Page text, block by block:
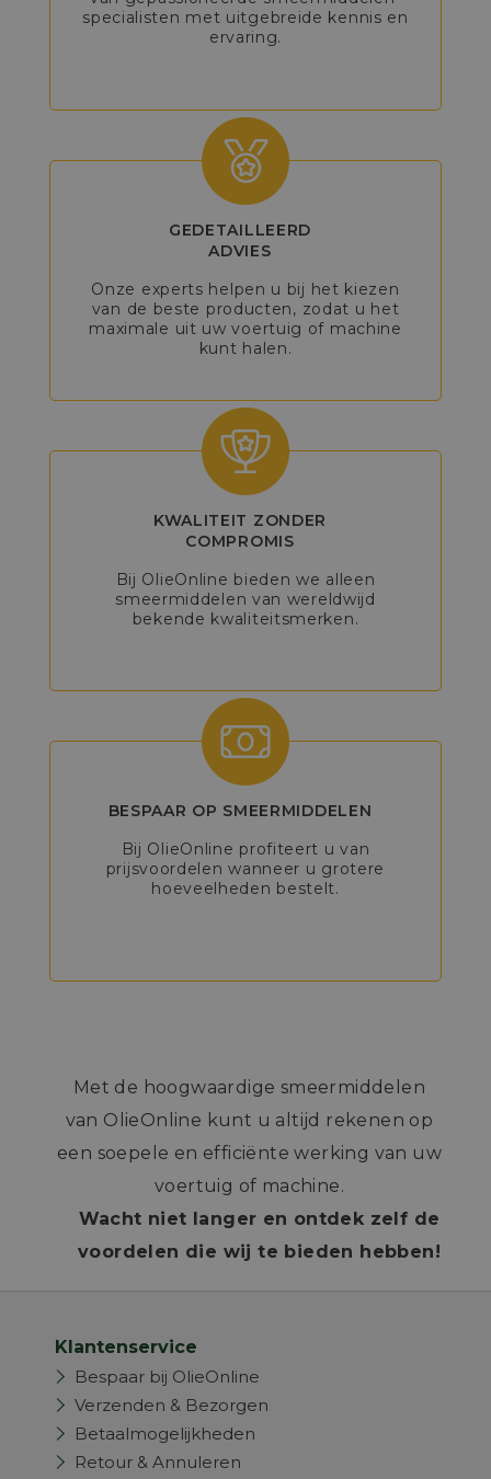
specialisten met uitgebreide kennis en
ervaring.
GEDETAILLEERD
ADVIES
Onze experts helpen u bij het kiezen
van de beste producten, zodat u het
maximale uit uw voertuig of machine
kunt halen.
KWALITEIT ZONDER
COMPROMIS
Bij OlieOnline bieden we alleen
smeermiddelen van wereldwijd
bekende kwaliteitsmerken.
BESPAAR OP SMEERMIDDELEN
Bij OlieOnline profiteert u van
prijsvoordelen wanneer u grotere
hoeveelheden bestelt.
Met de hoogwaardige smeermiddelen
van OlieOnline kunt u altijd rekenen op
een soepele en efficiënte werking van uw
voertuig of machine.
Wacht niet langer en ontdek zelf de
voordelen die wij te bieden hebben!
Klantenservice
Bespaar bij OlieOnline
Verzenden & Bezorgen
Betaalmogelijkheden
Retour & Annuleren